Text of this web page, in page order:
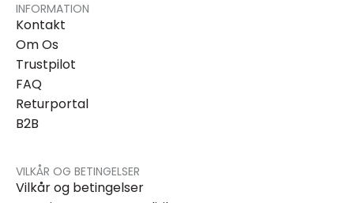
INFORMATION
Kontakt
Om Os
Trustpilot
FAQ
Returportal
B2B
VILKÅR OG BETINGELSER
Vilkår og betingelser